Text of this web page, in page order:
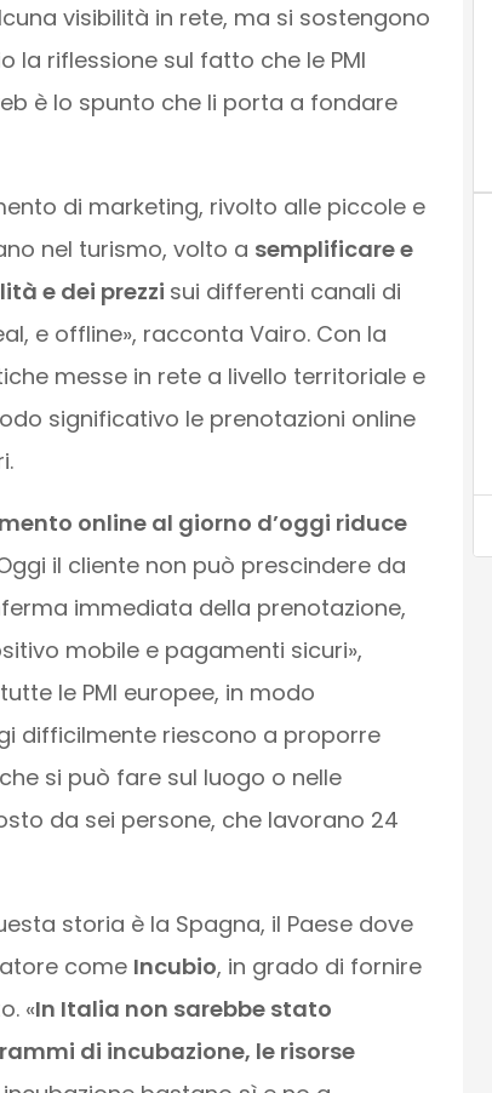
visibilità in rete, ma si sostengono
la riflessione sul fatto che le PMI
è lo spunto che li porta a fondare
di marketing, rivolto alle piccole e
nel turismo, volto a semplificare e
e dei prezzi sui differenti canali di
e offline», racconta Vairo. Con la
messe in rete a livello territoriale e
significativo le prenotazioni online
online al giorno d’oggi riduce
il cliente non può prescindere da
immediata della prenotazione,
mobile e pagamenti sicuri»,
le PMI europee, in modo
difficilmente riescono a proporre
si può fare sul luogo o nelle
da sei persone, che lavorano 24
storia è la Spagna, il Paese dove
come Incubio, in grado di fornire
«In Italia non sarebbe stato
di incubazione, le risorse